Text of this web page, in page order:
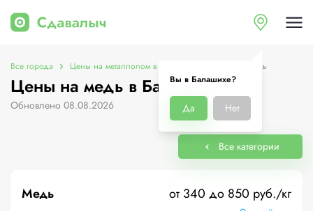
Вы в Балашихе?
Да Нет
Все города Цены на металлолом в Балашихе Цены на медь
Цены на медь в Балашихе
Обновлено 08.08.2026
Все категории
Медь от 340 до 850 руб./кг